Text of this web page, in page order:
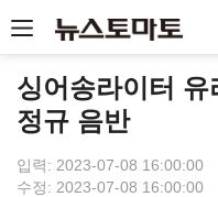
싱어송라이터
정규 음반
입력: 2023-07-08 16:00:00
수정: 2023-07-08 16:00:00